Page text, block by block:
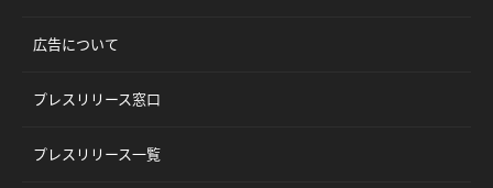
広告について
プレスリリース窓口
プレスリリース一覧